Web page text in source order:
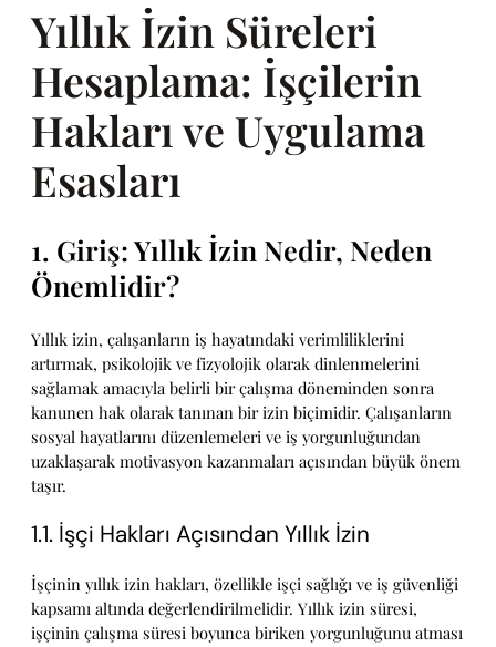
Yıllık İzin Süreleri
Hesaplama: İşçilerin
Hakları ve Uygulama
Esasları
1. Giriş: Yıllık İzin Nedir, Neden
Önemlidir?
Yıllık izin, çalışanların iş hayatındaki verimliliklerini
artırmak, psikolojik ve fizyolojik olarak dinlenmelerini
sağlamak amacıyla belirli bir çalışma döneminden sonra
kanunen hak olarak tanınan bir izin biçimidir. Çalışanların
sosyal hayatlarını düzenlemeleri ve iş yorgunluğundan
uzaklaşarak motivasyon kazanmaları açısından büyük önem
taşır.
1.1. İşçi Hakları Açısından Yıllık İzin
İşçinin yıllık izin hakları, özellikle işçi sağlığı ve iş güvenliği
kapsamı altında değerlendirilmelidir. Yıllık izin süresi,
işçinin çalışma süresi boyunca biriken yorgunluğunu atması